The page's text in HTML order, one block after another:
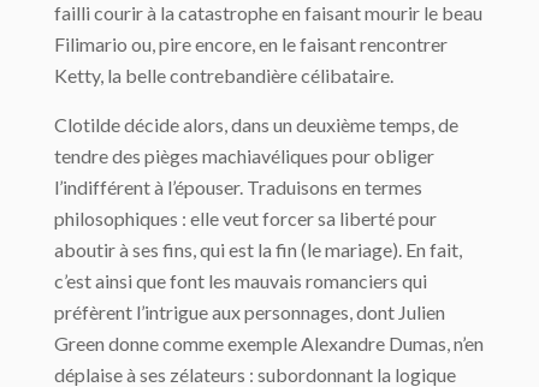
failli courir à la catastrophe en faisant mourir le beau
Filimario ou, pire encore, en le faisant rencontrer
Ketty, la belle contrebandière célibataire.
Clotilde décide alors, dans un deuxième temps, de
tendre des pièges machiavéliques pour obliger
l’indifférent à l’épouser. Traduisons en termes
philosophiques : elle veut forcer sa liberté pour
aboutir à ses fins, qui est la fin (le mariage). En fait,
c’est ainsi que font les mauvais romanciers qui
préfèrent l’intrigue aux personnages, dont Julien
Green donne comme exemple Alexandre Dumas, n’en
déplaise à ses zélateurs : subordonnant la logique